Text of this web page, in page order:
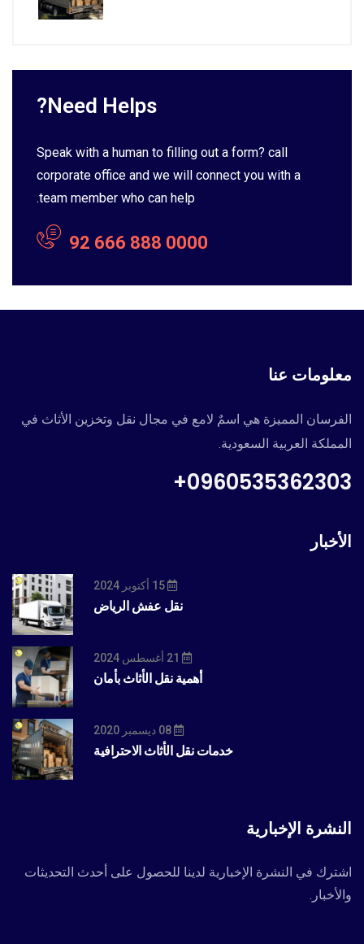
Need Helps?
Speak with a human to filling out a form? call
corporate office and we will connect you with a
team member who can help.
92 666 888 0000
معلومات عنا
الفرسان المميزة هي اسمٌ لامع في مجال نقل وتخزين الأثاث في
المملكة العربية السعودية.
0960535362303+
الأخبار
نقل عفش الرياض
أهمية نقل الأثاث بأمان
خدمات نقل الأثاث الاحترافية
النشرة الإخبارية
اشترك في النشرة الإخبارية لدينا للحصول على أحدث التحديثات
والأخبار.